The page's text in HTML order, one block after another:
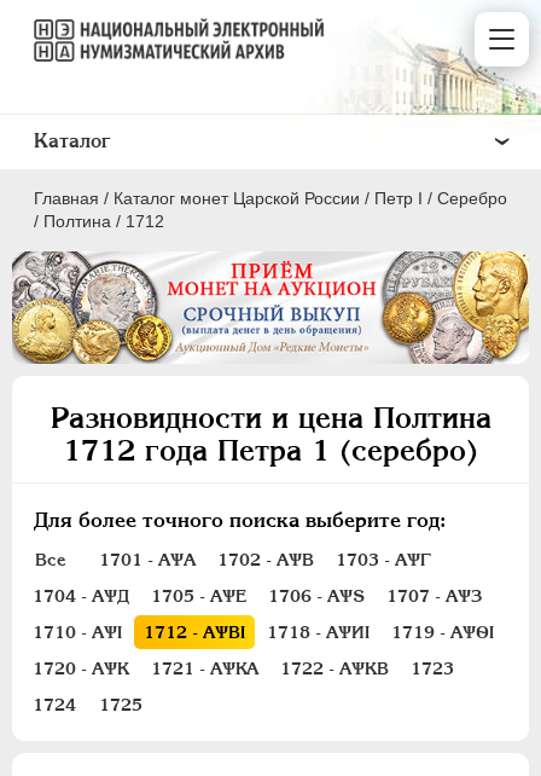
Главная / Каталог монет Царской России / Пeтр I / Серебро
/ Полтина / 1712
Разновидности и цена Полтина
1712 года Петра 1 (серебро)
Для более точного поиска выберите год:
Все 1701 - АѰА 1702 - АѰВ
1703 - АѰГ
1704 - АѰД
1705 - АѰЕ 1706 - АѰS
1707 - АѰЗ
1710 - АѰI
1712 - АѰВI 1718 - АѰИI
1719 - АѰѲI
1720 - АѰК
1721 - АѰКА 1722 - АѰКВ
1723
1724
1725
Каталог
ПEТР I 1699 - 1725
Серебро
Полтина
Полуполтинник
Алтын(ник)